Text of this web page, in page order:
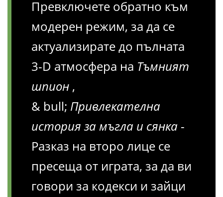
Превключете обратно към
модерен режим, за да се
актуализирате до пълната
3-D атмосфера на Тъмният
шпион ,
& bull; Привлекателна
история за мъгла и сянка -
Разказ на второ лице се
пресеща от играта, за да ви
говори за кодекси и зайци